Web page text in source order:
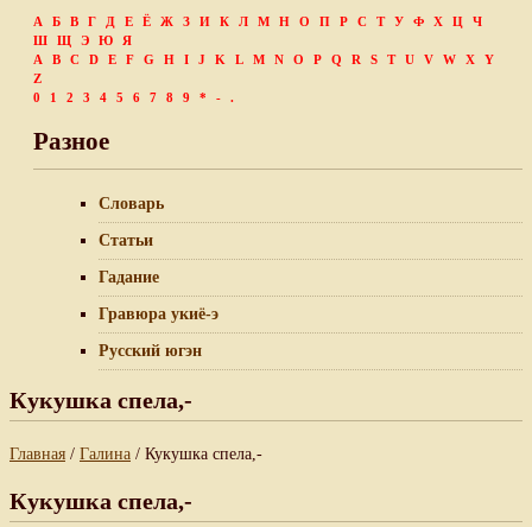
А Б В Г Д Е Ё Ж З И К Л М Н О П Р С Т У Ф Х Ц
Ч
Ш
Щ Э Ю
Я
A
B C D E F G H I J K L M N O P Q R S T U V W X
Y
Z
0
1 2 3 4 5 6 7 8 9 * - .
Разное
Словарь
Статьи
Гадание
Гравюра укиё-э
Русский югэн
Кукушка спела,-
Главная / Галина / Кукушка спела,-
Кукушка спела,-